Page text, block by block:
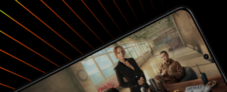
музыка звучит с надеждой. Только ворона себе
не изменяет, красоты ей не прибавилось...
Возможно, искушенный зритель сразу заметит
подвох в несоответствии названия фильма с
его начальным содержанием, таким образом
предвидя неожиданный финал. Но фильм все
равно неплох. 8 из 10